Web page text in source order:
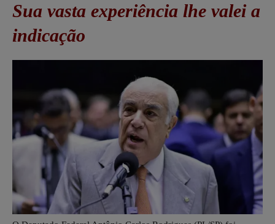
Sua vasta experiência lhe valei a
indicação